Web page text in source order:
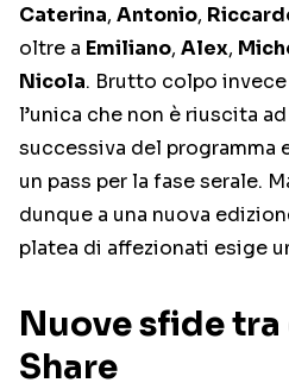
Caterina, Antonio,
oltre a Emiliano, Alex,
Nicola. Brutto colpo
l’unica che non è riuscita
successiva del programma
un pass per la fase serale.
dunque a una nuova
platea di affezionati esige
Nuove sfide
Share